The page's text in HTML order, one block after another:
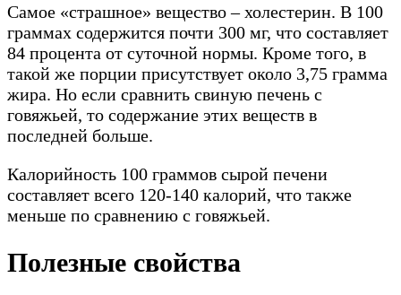
Самое «страшное» вещество – холестерин. В 100
граммах содержится почти 300 мг, что составляет
84 процента от суточной нормы. Кроме того, в
такой же порции присутствует около 3,75 грамма
жира. Но если сравнить свиную печень с
говяжьей, то содержание этих веществ в
последней больше.
Калорийность 100 граммов сырой печени
составляет всего 120-140 калорий, что также
меньше по сравнению с говяжьей.
Полезные свойства